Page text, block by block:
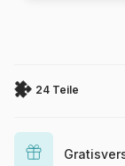
24 Teile